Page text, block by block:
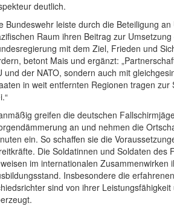
deutlich.
Bundeswehr leiste durch die Beteiligung
Raum ihren Beitrag zur
mit dem Ziel, Frieden und
betont Mais und ergänzt:
und der NATO, sondern auch mit
in weit entfernten Regionen tragen zur
greifen die deutschen
an und nehmen die
ein. So schaffen sie die
Die Soldatinnen und Soldaten des
im internationalen Zusammenwirken
Insbesondere die
sind von ihrer